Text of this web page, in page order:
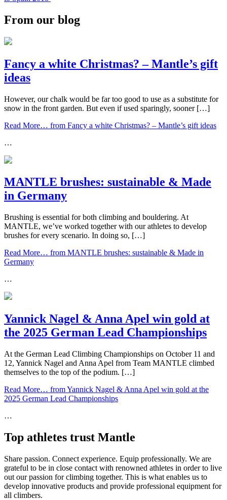
From our blog
Fancy a white Christmas? – Mantle’s gift
ideas
However, our chalk would be far too good to use as a substitute for
snow in the front garden. But even if used sparingly, sooner […]
Read More… from Fancy a white Christmas? – Mantle’s gift ideas
…
MANTLE brushes: sustainable & Made
in Germany
Brushing is essential for both climbing and bouldering. At
MANTLE, we’ve worked together with our athletes to develop
brushes for every scenario. In doing so, […]
Read More… from MANTLE brushes: sustainable & Made in
Germany
…
Yannick Nagel & Anna Apel win gold at
the 2025 German Lead Championships
At the German Lead Climbing Championships on October 11 and
12, Yannick Nagel and Anna Apel from Team MANTLE climbed
themselves to the top of the podium. […]
Read More… from Yannick Nagel & Anna Apel win gold at the
2025 German Lead Championships
…
Top athletes trust Mantle
Share passion. Connect experience. Equip professionally. We are
grateful to be in close contact with renowned athletes in order to live
out our passion for climbing together. This is what enables us to
develop innovative products and provide professional equipment for
all climbers.